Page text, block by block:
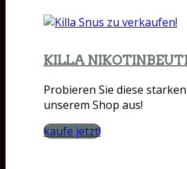
KILLA
Probieren Sie diese
unserem Shop aus!
kaufe jetzt!